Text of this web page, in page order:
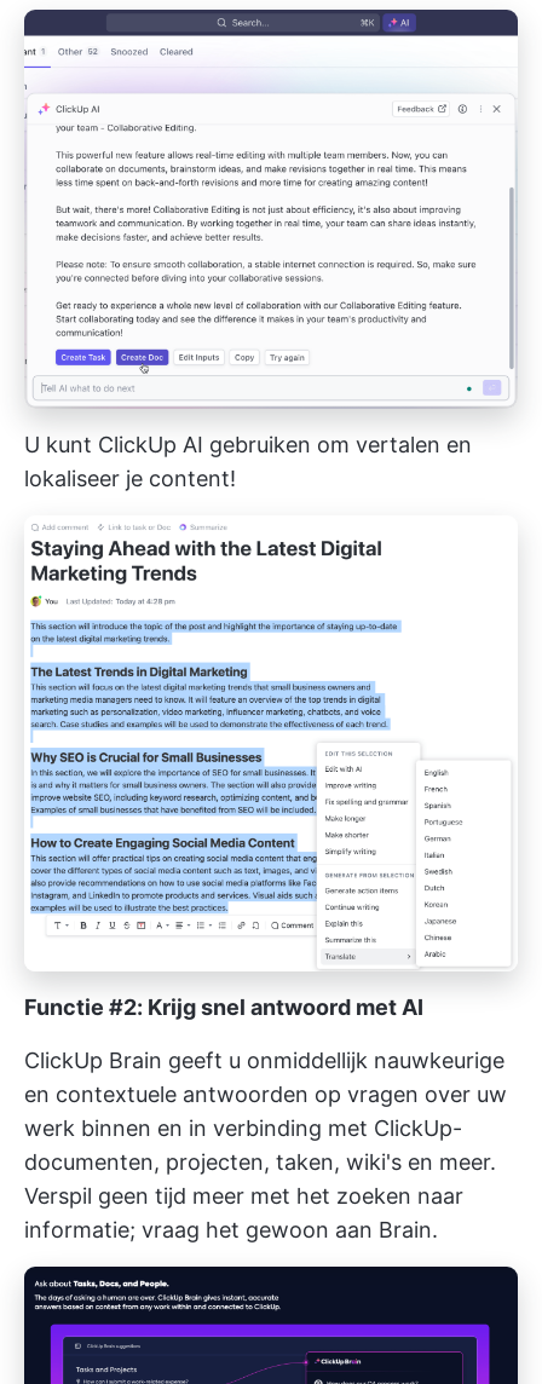
U kunt ClickUp AI gebruiken om vertalen en
lokaliseer je content!
Functie #2: Krijg snel antwoord met AI
ClickUp Brain geeft u onmiddellijk nauwkeurige
en contextuele antwoorden op vragen over uw
werk binnen en in verbinding met ClickUp-
documenten, projecten, taken, wiki's en meer.
Verspil geen tijd meer met het zoeken naar
informatie; vraag het gewoon aan Brain.